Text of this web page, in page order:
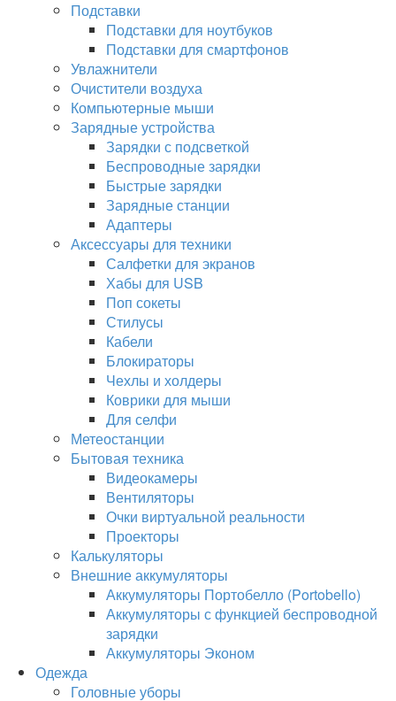
Подставки
Подставки для ноутбуков
Подставки для смартфонов
Увлажнители
Очистители воздуха
Компьютерные мыши
Зарядные устройства
Зарядки с подсветкой
Беспроводные зарядки
Быстрые зарядки
Зарядные станции
Адаптеры
Аксессуары для техники
Салфетки для экранов
Хабы для USB
Поп сокеты
Стилусы
Кабели
Блокираторы
Чехлы и холдеры
Коврики для мыши
Для селфи
Метеостанции
Бытовая техника
Видеокамеры
Вентиляторы
Очки виртуальной реальности
Проекторы
Калькуляторы
Внешние аккумуляторы
Аккумуляторы Портобелло (Portobello)
Аккумуляторы с функцией беспроводной
зарядки
Аккумуляторы Эконом
Одежда
Головные уборы